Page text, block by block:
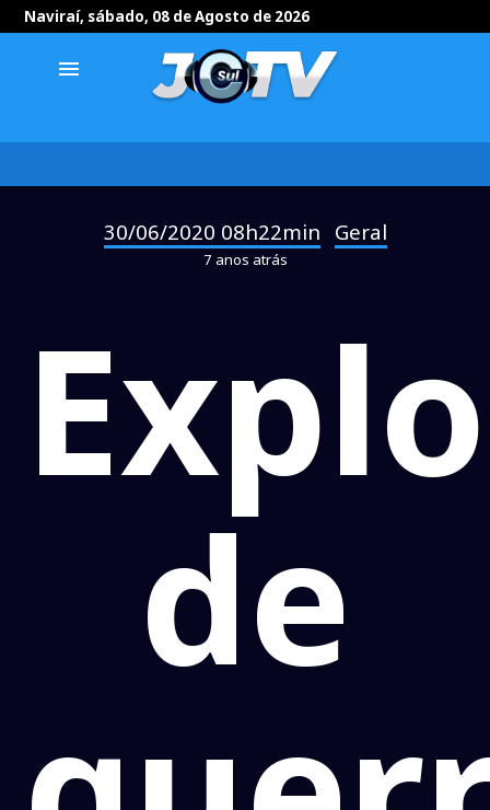
Naviraí, sábado, 08 de Agosto de 2026
menu
30/06/2020 08h22min Geral
7 anos atrás
de